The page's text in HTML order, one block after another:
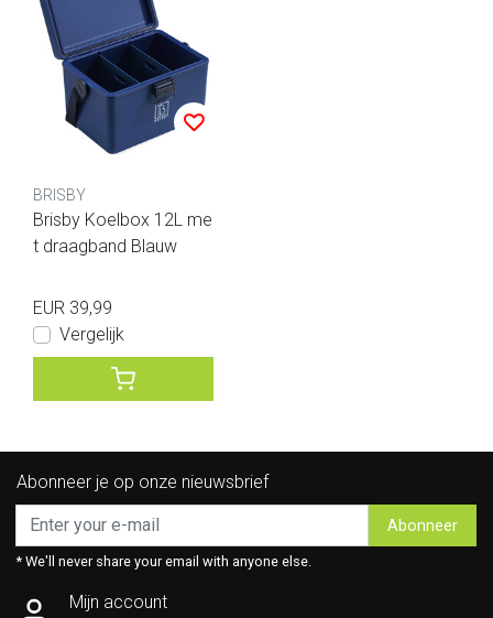
BRISBY
Brisby Koelbox 12L me
t draagband Blauw
EUR 39,99
Vergelijk
Abonneer je op onze nieuwsbrief
Abonneer
* We'll never share your email with anyone else.
Mijn account